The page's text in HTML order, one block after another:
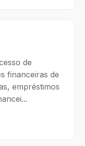
de
financeiras de
empréstimos